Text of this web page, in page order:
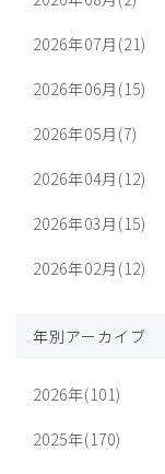
2026年07月(21)
2026年06月(15)
2026年05月(7)
2026年04月(12)
2026年03月(15)
2026年02月(12)
年別アーカイブ
2026年(101)
2025年(170)